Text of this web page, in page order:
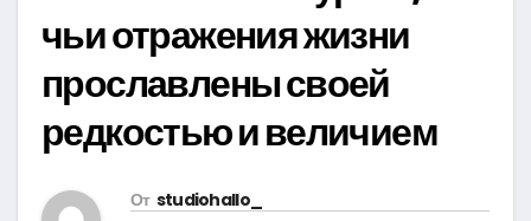
чьи отражения жизни
прославлены своей
редкостью и величием
От studiohallo_